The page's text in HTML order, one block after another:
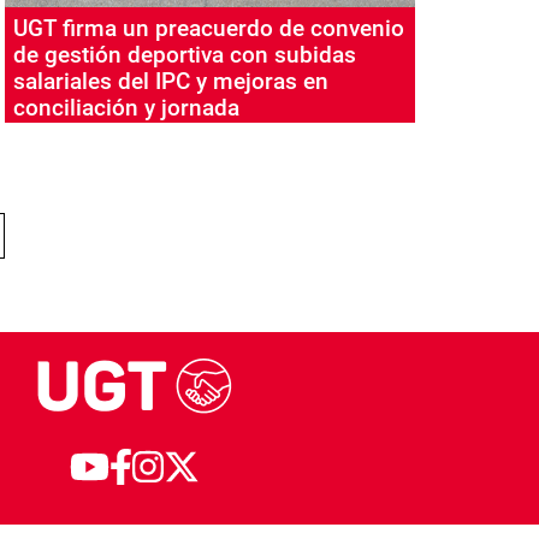
UGT firma un preacuerdo de convenio
de gestión deportiva con subidas
salariales del IPC y mejoras en
conciliación y jornada